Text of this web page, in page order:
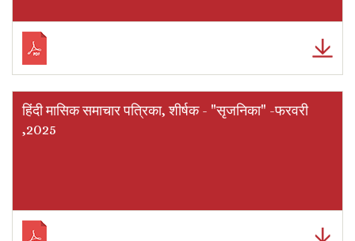
हिंदी मासिक समाचार पत्रिका, शीर्षक - "सृजनिका" -फरवरी
,2025